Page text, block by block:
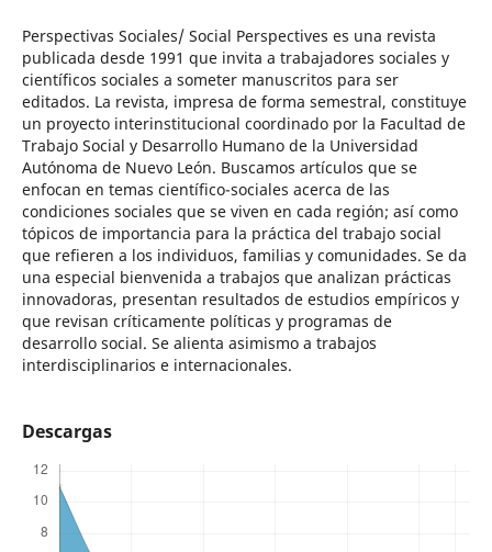
Perspectivas Sociales/ Social Perspectives es una revista
publicada desde 1991 que invita a trabajadores sociales y
científicos sociales a someter manuscritos para ser
editados. La revista, impresa de forma semestral, constituye
un proyecto interinstitucional coordinado por la Facultad de
Trabajo Social y Desarrollo Humano de la Universidad
Autónoma de Nuevo León. Buscamos artículos que se
enfocan en temas científico-sociales acerca de las
condiciones sociales que se viven en cada región; así como
tópicos de importancia para la práctica del trabajo social
que refieren a los individuos, familias y comunidades. Se da
una especial bienvenida a trabajos que analizan prácticas
innovadoras, presentan resultados de estudios empíricos y
que revisan críticamente políticas y programas de
desarrollo social. Se alienta asimismo a trabajos
interdisciplinarios e internacionales.
Descargas